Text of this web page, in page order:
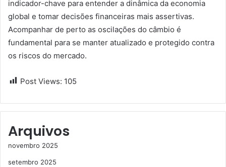
indicador-chave para entender a dinâmica da economia
global e tomar decisões financeiras mais assertivas.
Acompanhar de perto as oscilações do câmbio é
fundamental para se manter atualizado e protegido contra
os riscos do mercado.
Post Views: 105
Arquivos
novembro 2025
setembro 2025